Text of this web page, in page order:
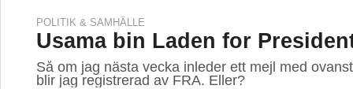
POLITIK & SAMHÄLLE
Usama bin Laden for
Så om jag nästa vecka inleder ett mejl med
blir jag registrerad av FRA. Eller?